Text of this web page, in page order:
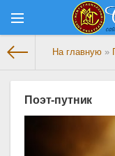
На главную »
Поэт-путник